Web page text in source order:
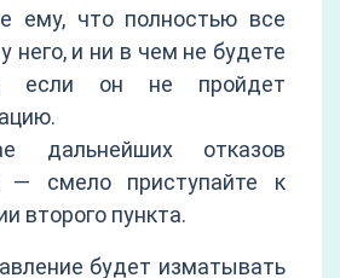
ему, что полностью все
него, и ни в чем не будете
если он не пройдет
дальнейших отказов
— смело приступайте к
второго пункта.
будет изматывать